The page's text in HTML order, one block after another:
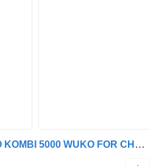
Renault GAMA KANRO KOMBI 5000 WUKO FOR CHANNEL CLEANING